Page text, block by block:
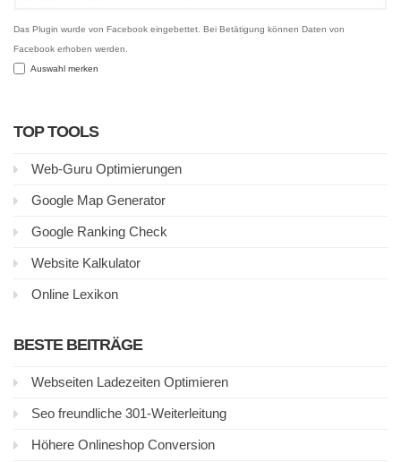
Das Plugin wurde von Facebook eingebettet. Bei Betätigung können Daten von
Facebook erhoben werden.
Auswahl merken
TOP TOOLS
Web-Guru Optimierungen
Google Map Generator
Google Ranking Check
Website Kalkulator
Online Lexikon
BESTE BEITRÄGE
Webseiten Ladezeiten Optimieren
Seo freundliche 301-Weiterleitung
Höhere Onlineshop Conversion